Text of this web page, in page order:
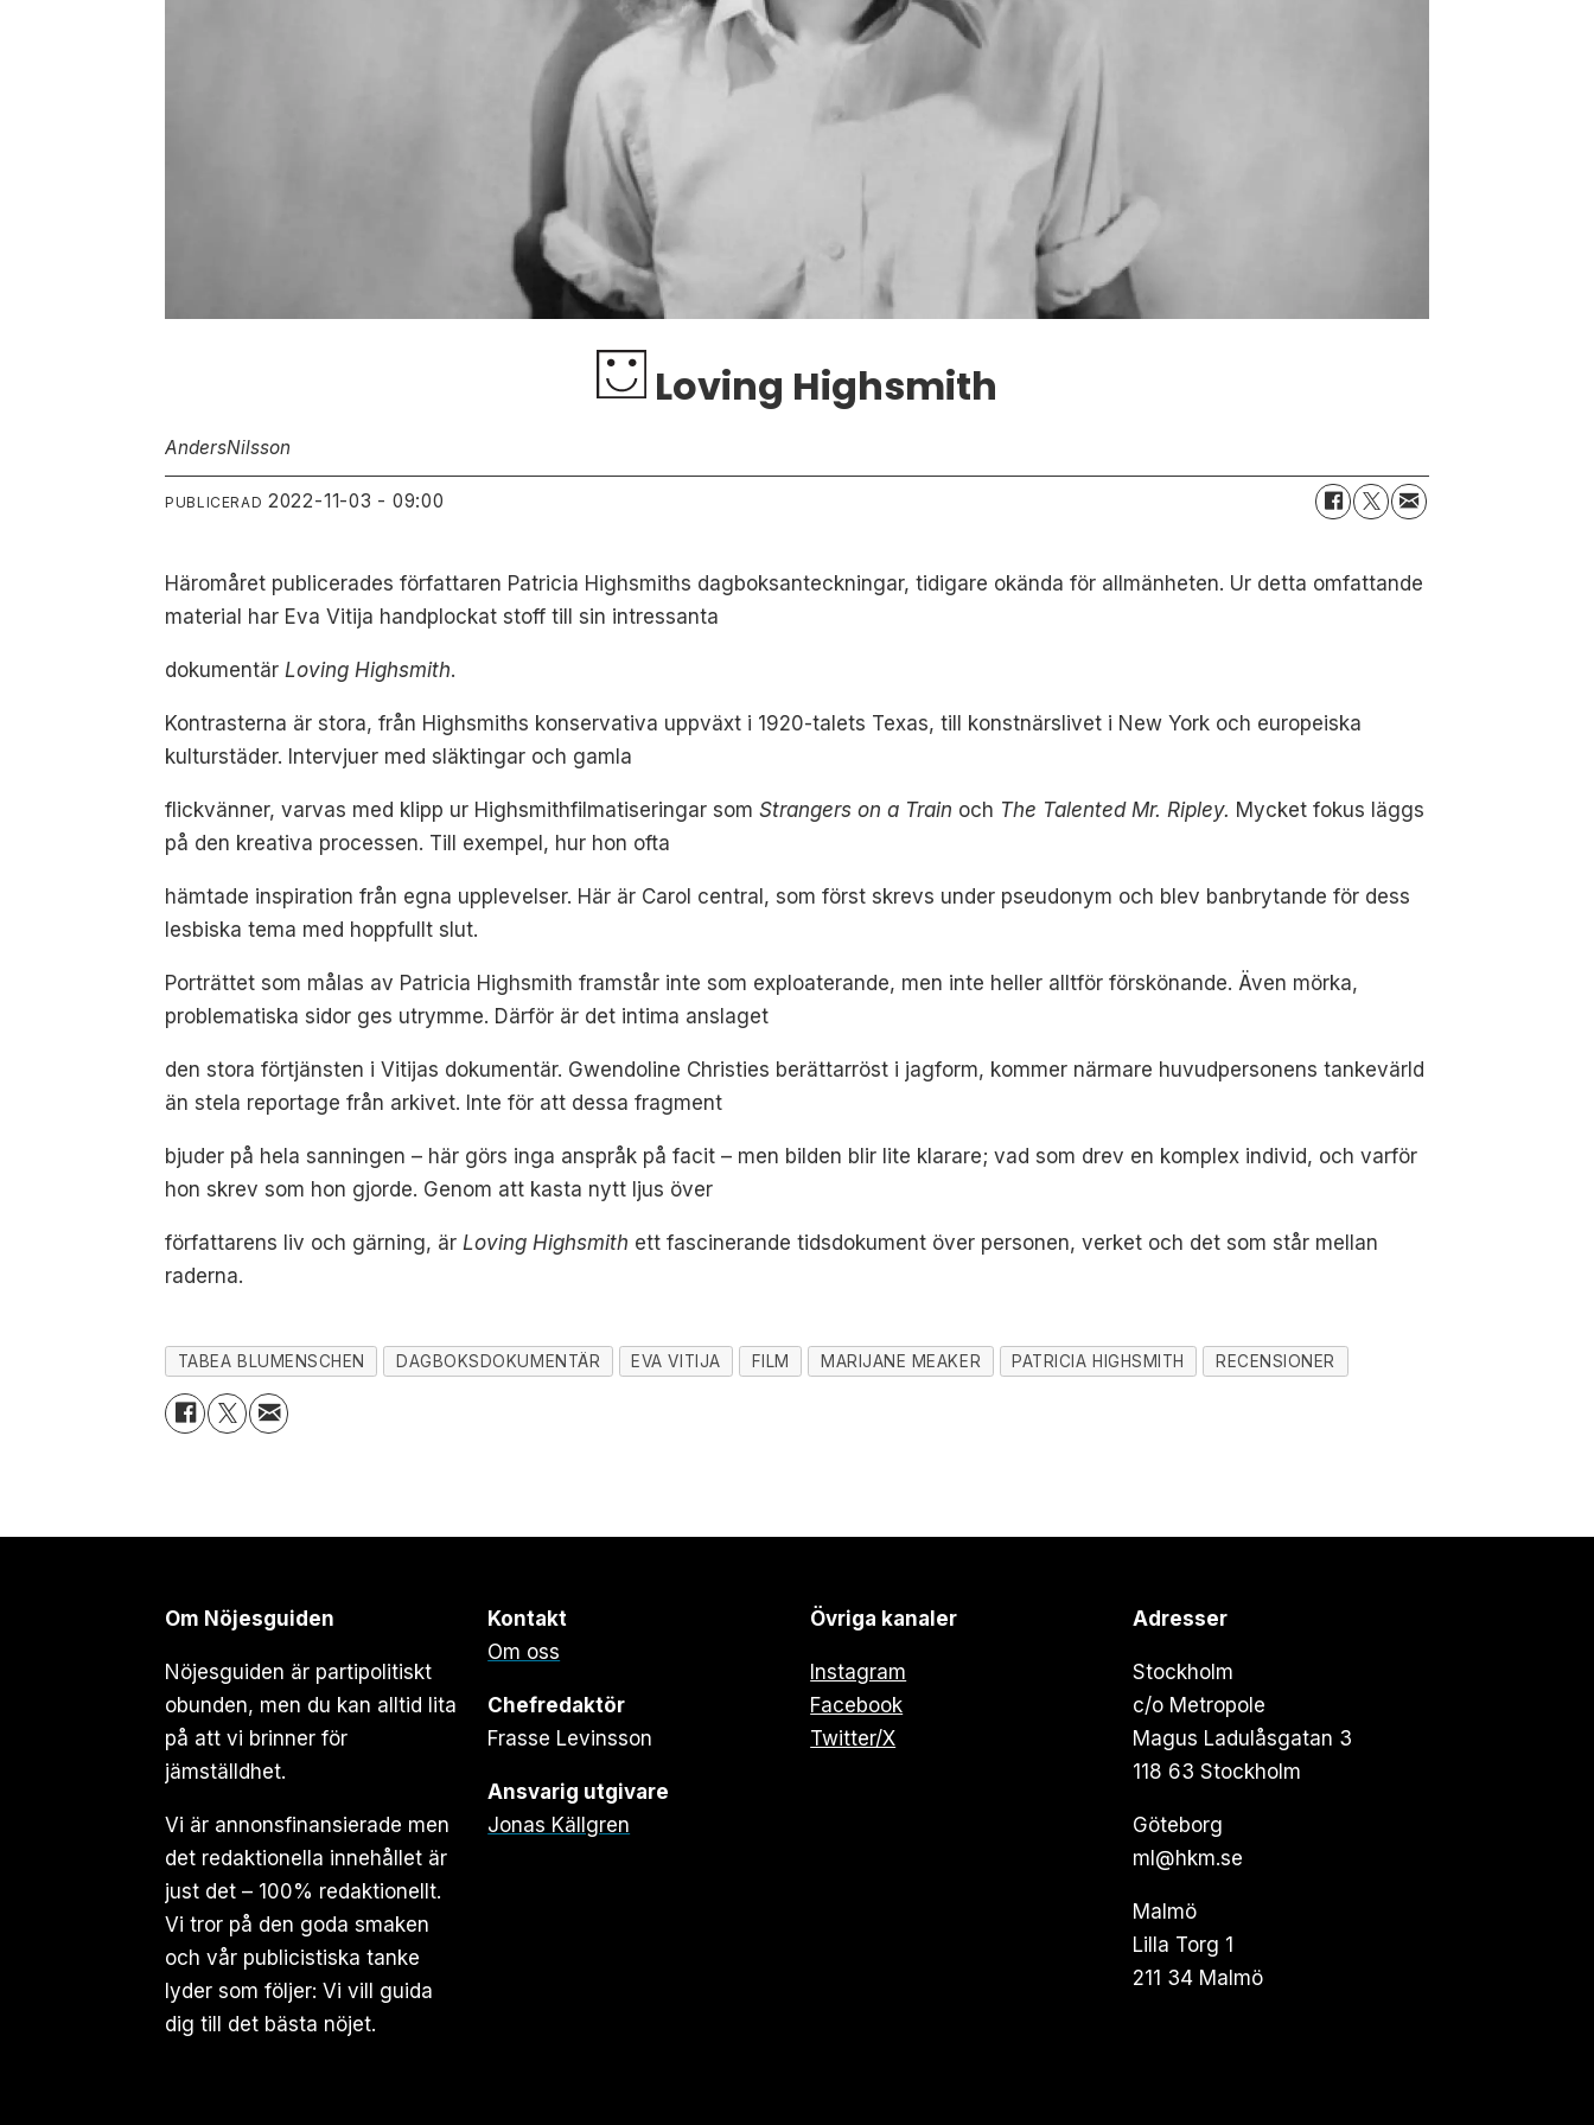
Loving Highsmith
AndersNilsson
PUBLICERAD 2022-11-03 - 09:00
Häromåret publicerades författaren Patricia Highsmiths dagboksanteckningar, tidigare okända för allmänheten. Ur detta omfattande
material har Eva Vitija handplockat stoff till sin intressanta
dokumentärLoving Highsmith.
Kontrasterna är stora, från Highsmiths konservativa uppväxt i 1920-talets Texas, till konstnärslivet i New York och europeiska
kulturstäder. Intervjuer med släktingar och gamla
flickvänner, varvas med klipp ur Highsmithfilmatiseringar somStrangers on a Train och The Talented Mr. Ripley. Mycket fokus läggs
på den kreativa processen. Till exempel, hur hon ofta
hämtade inspiration från egna upplevelser. Här är Carol central, som först skrevs under pseudonym och blev banbrytande för dess
lesbiska tema med hoppfullt slut.
Porträttet som målas av Patricia Highsmith framstår inte som exploaterande, men inte heller alltför förskönande. Även mörka,
problematiska sidor ges utrymme. Därför är det intima anslaget
den stora förtjänsten i Vitijas dokumentär. Gwendoline Christies berättarröst i jagform, kommer närmare huvudpersonens tankevärld
än stela reportage från arkivet. Inte för att dessa fragment
bjuder på hela sanningen – här görs inga anspråk på facit – men bilden blir lite klarare; vad som drev en komplex individ, och varför
hon skrev som hon gjorde. Genom att kasta nytt ljus över
författarens liv och gärning, ärLoving Highsmith ett fascinerande tidsdokument över personen, verket och det som står mellan
raderna.
TABEA BLUMENSCHEN DAGBOKSDOKUMENTÄR EVA VITIJA FILM MARIJANE MEAKER PATRICIA HIGHSMITH RECENSIONER
Om Nöjesguiden
Nöjesguiden är partipolitiskt
obunden, men du kan alltid lita
på att vi brinner för
jämställdhet.
Vi är annonsfinansierade men
det redaktionella innehållet är
just det – 100% redaktionellt.
Vi tror på den goda smaken
och vår publicistiska tanke
lyder som följer: Vi vill guida
dig till det bästa nöjet.
Kontakt
Om oss
Chefredaktör
Frasse Levinsson
Ansvarig utgivare
Jonas Källgren
Övriga kanaler
Instagram
Facebook
Twitter/X
Adresser
Stockholm
c/o Metropole
Magus Ladulåsgatan 3
118 63 Stockholm
Göteborg
ml@hkm.se
Malmö
Lilla Torg 1
211 34 Malmö